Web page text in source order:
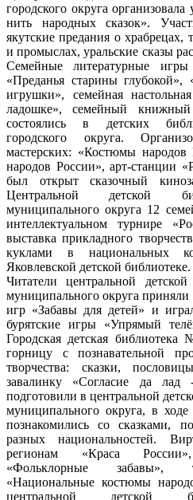
городского округа
нить народных сказок».
якутские предания о храбрецах,
и промыслах, уральские сказы
Семейные литературные
«Преданья старины
игрушки», семейная
ладошке», семейный
состоялись в детских
городского округа.
мастерских: «Костюмы народов
народов России», арт-станции
был открыт сказочный
Центральной детской
муниципального округа 12
интеллектуальном турнире
выставка прикладного
куклами в национальных
Яковлевской детской библиотеке.
Читатели центральной
муниципального округа
игр «Забавы для детей» и
бурятские игры «Упрямый
Городская детская
горницу с познавательной
творчества: сказки,
завалинку «Согласие да
подготовили в центральной
муниципального округа, в
познакомились со сказками,
разных национальностей.
регионам «Краса
«Фольклорные забавы»,
«Национальные костюмы
центральной детской